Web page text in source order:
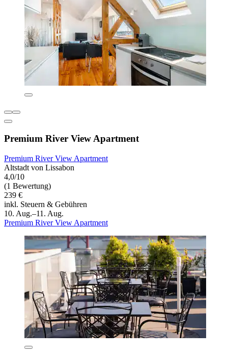
Premium River View Apartment
Premium River View Apartment
Altstadt von Lissabon
4,0/10
(1 Bewertung)
239 €
inkl. Steuern & Gebühren
10. Aug.–11. Aug.
Premium River View Apartment